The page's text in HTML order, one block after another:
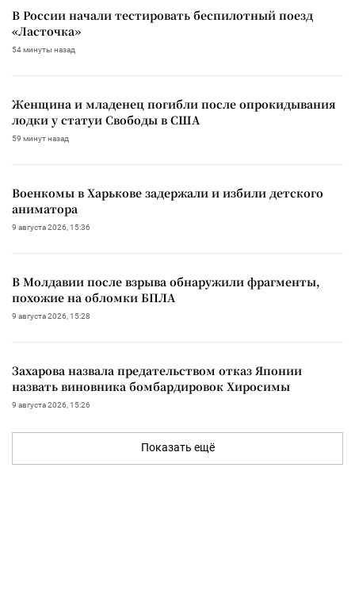
В России начали тестировать беспилотный поезд
«Ласточка»
54 минуты назад
Женщина и младенец погибли после опрокидывания
лодки у статуи Свободы в США
59 минут назад
Военкомы в Харькове задержали и избили детского
аниматора
9 августа 2026, 15:36
В Молдавии после взрыва обнаружили фрагменты,
похожие на обломки БПЛА
9 августа 2026, 15:28
Захарова назвала предательством отказ Японии
назвать виновника бомбардировок Хиросимы
9 августа 2026, 15:26
Показать ещё